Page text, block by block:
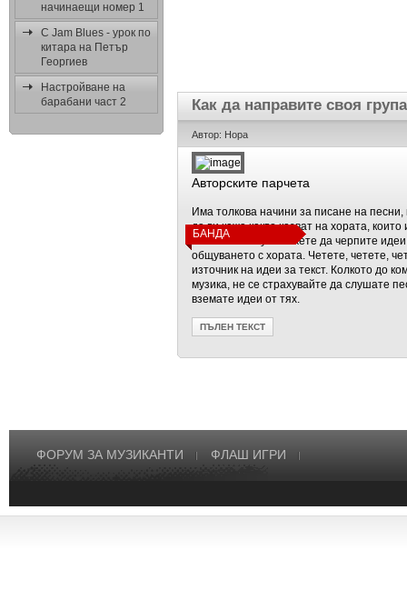
начинаещи номер 1
C Jam Blues - урок по
китара на Петър
Георгиев
Настройване на
барабани част 2
Как да направите своя
Автор: Нора
БАНДА
Авторските парчета
Има толкова начини за писане на песни,
да ви кажа какво казват на хората,
това важи и тук. Можете да черпите
общуването с хората. Четете, четете,
източник на идеи за текст. Колкото до
музика, не се страхувайте да слушате
вземате идеи от тях.
ПЪЛЕН ТЕКСТ
ФОРУМ ЗА МУЗИКАНТИ ФЛАШ ИГРИ